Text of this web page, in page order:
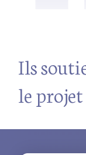
Ils
le projet